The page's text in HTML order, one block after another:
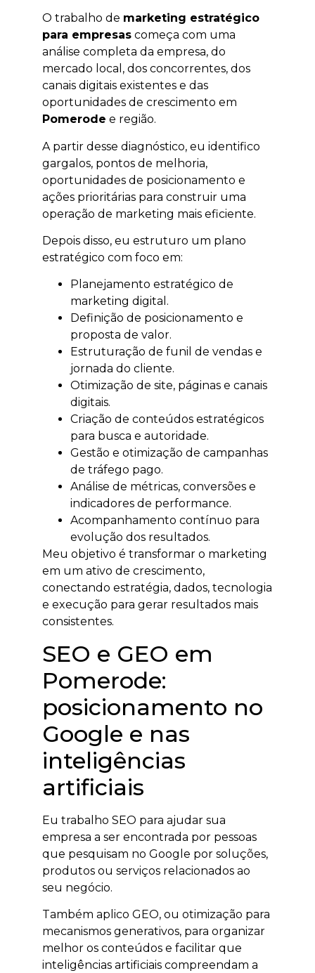
O trabalho de marketing estratégico
para empresas começa com uma
análise completa da empresa, do
mercado local, dos concorrentes, dos
canais digitais existentes e das
oportunidades de crescimento em
Pomerode e região.
A partir desse diagnóstico, eu identifico
gargalos, pontos de melhoria,
oportunidades de posicionamento e
ações prioritárias para construir uma
operação de marketing mais eficiente.
Depois disso, eu estruturo um plano
estratégico com foco em:
Planejamento estratégico de
marketing digital.
Definição de posicionamento e
proposta de valor.
Estruturação de funil de vendas e
jornada do cliente.
Otimização de site, páginas e canais
digitais.
Criação de conteúdos estratégicos
para busca e autoridade.
Gestão e otimização de campanhas
de tráfego pago.
Análise de métricas, conversões e
indicadores de performance.
Acompanhamento contínuo para
evolução dos resultados.
Meu objetivo é transformar o marketing
em um ativo de crescimento,
conectando estratégia, dados, tecnologia
e execução para gerar resultados mais
consistentes.
SEO e GEO em
Pomerode:
posicionamento no
Google e nas
inteligências
artificiais
Eu trabalho SEO para ajudar sua
empresa a ser encontrada por pessoas
que pesquisam no Google por soluções,
produtos ou serviços relacionados ao
seu negócio.
Também aplico GEO, ou otimização para
mecanismos generativos, para organizar
melhor os conteúdos e facilitar que
inteligências artificiais compreendam a